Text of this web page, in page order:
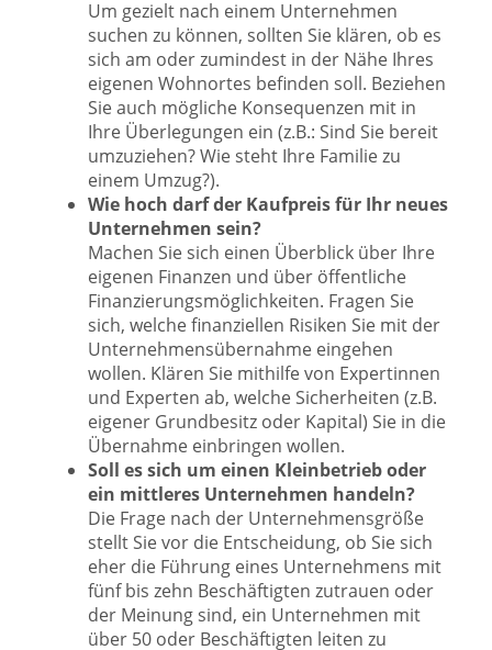
Um gezielt nach einem Unternehmen
suchen zu können, sollten Sie klären, ob es
sich am oder zumindest in der Nähe Ihres
eigenen Wohnortes befinden soll. Beziehen
Sie auch mögliche Konsequenzen mit in
Ihre Überlegungen ein (z.B.: Sind Sie bereit
umzuziehen? Wie steht Ihre Familie zu
einem Umzug?).
Wie hoch darf der Kaufpreis für Ihr neues
Unternehmen sein?
Machen Sie sich einen Überblick über Ihre
eigenen Finanzen und über öffentliche
Finanzierungsmöglichkeiten. Fragen Sie
sich, welche finanziellen Risiken Sie mit der
Unternehmensübernahme eingehen
wollen. Klären Sie mithilfe von Expertinnen
und Experten ab, welche Sicherheiten (z.B.
eigener Grundbesitz oder Kapital) Sie in die
Übernahme einbringen wollen.
Soll es sich um einen Kleinbetrieb oder
ein mittleres Unternehmen handeln?
Die Frage nach der Unternehmensgröße
stellt Sie vor die Entscheidung, ob Sie sich
eher die Führung eines Unternehmens mit
fünf bis zehn Beschäftigten zutrauen oder
der Meinung sind, ein Unternehmen mit
über 50 oder Beschäftigten leiten zu